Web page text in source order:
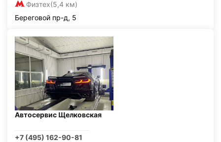
Физтех(5,4 км)
Береговой пр-д, 5
Автосервис Щелковская
+7 (495) 162-90-81